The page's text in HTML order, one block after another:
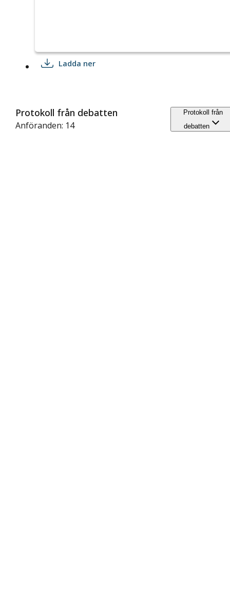
Ladda ner
Protokoll från debatten
Anföranden: 14
Protokoll från
debatten